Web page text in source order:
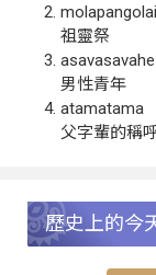
molapangolai
祖靈祭
asavasavahe
男性青年
atamatama
父字輩的稱
歷史上的今